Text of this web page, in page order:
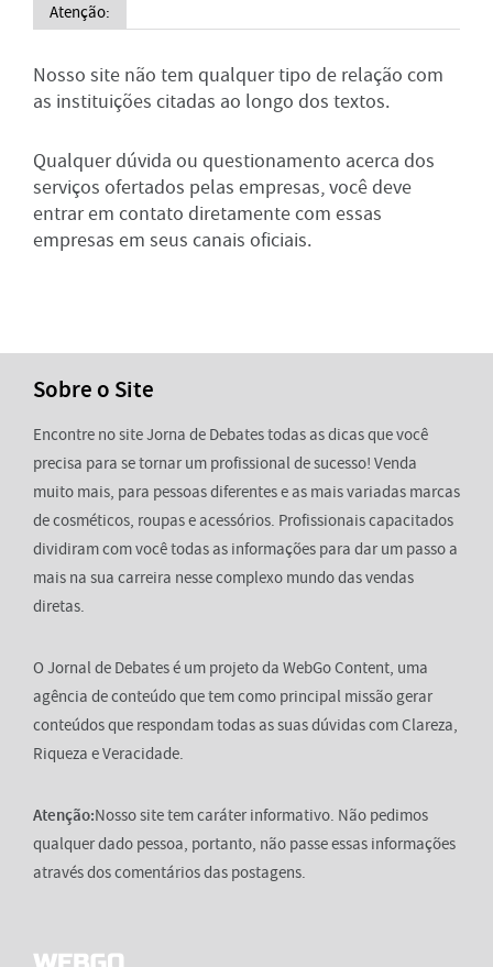
Atenção:
Nosso site não tem qualquer tipo de relação com
as instituições citadas ao longo dos textos.
Qualquer dúvida ou questionamento acerca dos
serviços ofertados pelas empresas, você deve
entrar em contato diretamente com essas
empresas em seus canais oficiais.
Sobre o Site
Encontre no site Jorna de Debates todas as dicas que você
precisa para se tornar um profissional de sucesso! Venda
muito mais, para pessoas diferentes e as mais variadas marcas
de cosméticos, roupas e acessórios. Profissionais capacitados
dividiram com você todas as informações para dar um passo a
mais na sua carreira nesse complexo mundo das vendas
diretas.
O Jornal de Debates é um projeto da WebGo Content, uma
agência de conteúdo que tem como principal missão gerar
conteúdos que respondam todas as suas dúvidas com Clareza,
Riqueza e Veracidade.
Atenção:Nosso site tem caráter informativo. Não pedimos
qualquer dado pessoa, portanto, não passe essas informações
através dos comentários das postagens.